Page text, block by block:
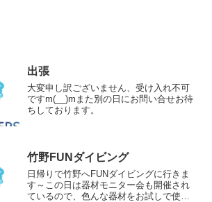
出張
大変申し訳ございません、受け入れ不可
ですm(__)mまた別の日にお問い合せお待
ちしております。
竹野FUNダイビング
日帰りで竹野へFUNダイビングに行きま
す～この日は器材モニター会も開催され
ているので、色んな器材をお試しで使う